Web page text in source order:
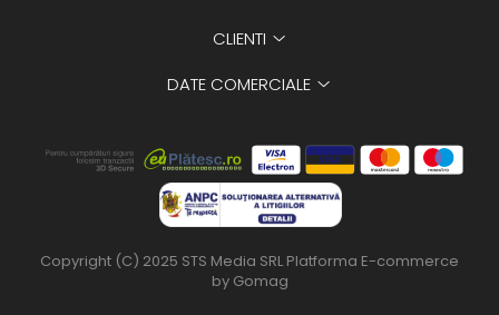
CLIENTI
DATE COMERCIALE
Copyright (C) 2025 STS Media SRL Platforma E-commerce
by Gomag